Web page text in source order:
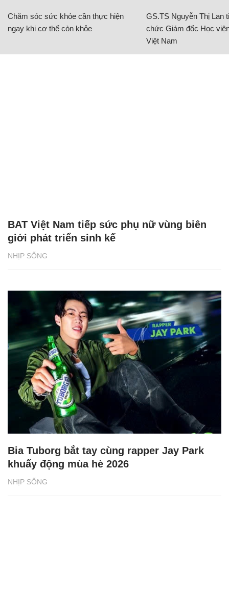
Chăm sóc sức khỏe cần thực hiện
ngay khi cơ thể còn khỏe
GS.TS Nguyễn Thị Lan
chức Giám đốc Học
Việt Nam
NHỊP SỐNG
BAT Việt Nam tiếp sức phụ nữ vùng biên
giới phát triển sinh kế
NHỊP SỐNG
Bia Tuborg bắt tay cùng rapper Jay Park
khuấy động mùa hè 2026